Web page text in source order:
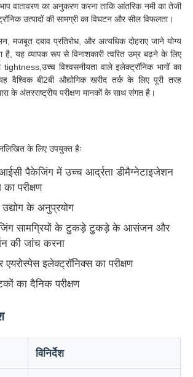
उपकरण
वातावरण का अनुकरण करना ताकि आंतरिक नमी का तेजी
उत्पादों की सामग्री का विघटन और सील विफलता।
मजबूत दबाव प्रतिरोध, और अत्यधिक दोहराए जाने योग्य
है, यह व्यापक रूप से विनाशकारी त्वरित उम्र बढ़ने के लिए
tightness,उच्च विश्वसनीयता वाले इलेक्ट्रॉनिक भागों का
वैश्विक बी2बी औद्योगिक खरीद तर्क के लिए पूरी तरह
के अंतरराष्ट्रीय परीक्षण मानकों के साथ संगत है।
के लिए उपयुक्त हैः
पैकेजिंग में उच्च आर्द्रता डीमैग्नेटाइजेशन
परीक्षण
के अनुप्रयोग
सामग्रियों के टुकड़े टुकड़े के आसंजन और
की जांच करना
इलेक्ट्रॉनिक्स का परीक्षण
का दैनिक परीक्षण
विनिर्देश